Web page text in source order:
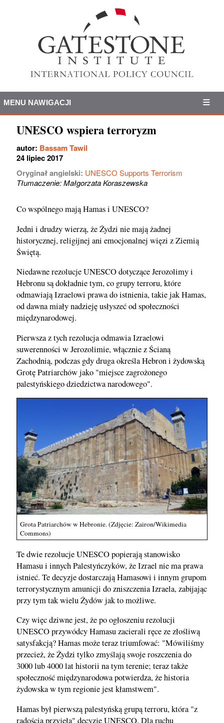
MENU NAWIGACJI
UNESCO wspiera terroryzm
autor: Bassam Tawil
24 lipiec 2017
Oryginał angielski: UNESCO Supports Terrorism
Tłumaczenie: Małgorzata Koraszewska
Co wspólnego mają Hamas i UNESCO?
Jedni i drudzy wierzą, że Żydzi nie mają żadnej
historycznej, religijnej ani emocjonalnej więzi z Ziemią
Świętą.
Niedawne rezolucje UNESCO dotyczące Jerozolimy i
Hebronu są dokładnie tym, co grupy terroru, które
odmawiają Izraelowi prawa do istnienia, takie jak Hamas,
od dawna miały nadzieję usłyszeć od społeczności
międzynarodowej.
Pierwsza z tych rezolucja odmawia Izraelowi
suwerenności w Jerozolimie, włącznie z Ścianą
Zachodnią, podczas gdy druga określa Hebron i żydowską
Grotę Patriarchów jako "miejsce zagrożonego
palestyńskiego dziedzictwa narodowego".
Grota Patriarchów w Hebronie. (Zdjęcie: Zairon/Wikimedia
Commons)
Te dwie rezolucje UNESCO popierają stanowisko
Hamasu i innych Palestyńczyków, że Izrael nie ma prawa
istnieć. Te decyzje dostarczają Hamasowi i innym grupom
terrorystycznym amunicji do zniszczenia Izraela, zabijając
przy tym tak wielu Żydów jak to możliwe.
Czy więc dziwne jest, że po ogłoszeniu rezolucji
UNESCO przywódcy Hamasu zacierali ręce ze złośliwą
satysfakcją? Hamas może teraz triumfować: "Mówiliśmy
przecież, że Żydzi tylko zmyślają swoje roszczenia do
3000 lub 4000 lat historii na tym terenie; teraz także
społeczność międzynarodowa potwierdza, że historia
żydowska w tym regionie jest kłamstwem".
Hamas był pierwszą palestyńską grupą terroru, która "z
radością przyjęła" decyzje UNESCO. Dla ruchu